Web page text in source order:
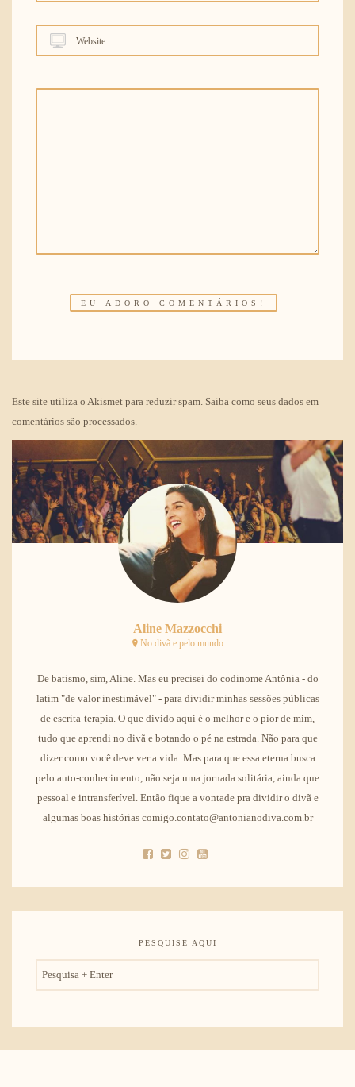
Website
Este site utiliza o Akismet para reduzir spam. Saiba como seus dados em
comentários são processados.
Aline Mazzocchi
No divã e pelo mundo
De batismo, sim, Aline. Mas eu precisei do codinome Antônia - do
latim "de valor inestimável" - para dividir minhas sessões públicas
de escrita-terapia. O que divido aqui é o melhor e o pior de mim,
tudo que aprendi no divã e botando o pé na estrada. Não para que
dizer como você deve ver a vida. Mas para que essa eterna busca
pelo auto-conhecimento, não seja uma jornada solitária, ainda que
pessoal e intransferível. Então fique a vontade pra dividir o divã e
algumas boas histórias comigo.contato@antonianodiva.com.br
PESQUISE AQUI